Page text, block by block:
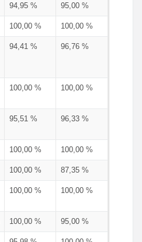
94,95 % 95,00 %
100,00 % 100,00 %
94,41 % 96,76 %
100,00 % 100,00 %
95,51 % 96,33 %
100,00 % 100,00 %
100,00 % 87,35 %
100,00 % 100,00 %
100,00 % 95,00 %